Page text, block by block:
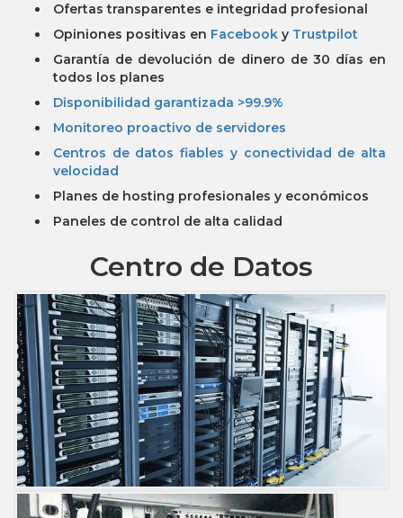
Ofertas transparentes e integridad profesional
Opiniones positivas en Facebook y Trustpilot
Garantía de devolución de dinero de 30 días en
todos los planes
Disponibilidad garantizada >99.9%
Monitoreo proactivo de servidores
Centros de datos fiables y conectividad de alta
velocidad
Planes de hosting profesionales y económicos
Paneles de control de alta calidad
Centro de Datos